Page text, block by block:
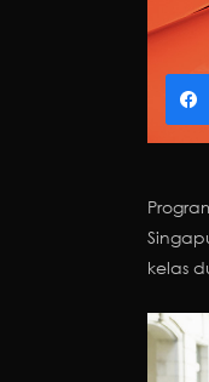
kelas